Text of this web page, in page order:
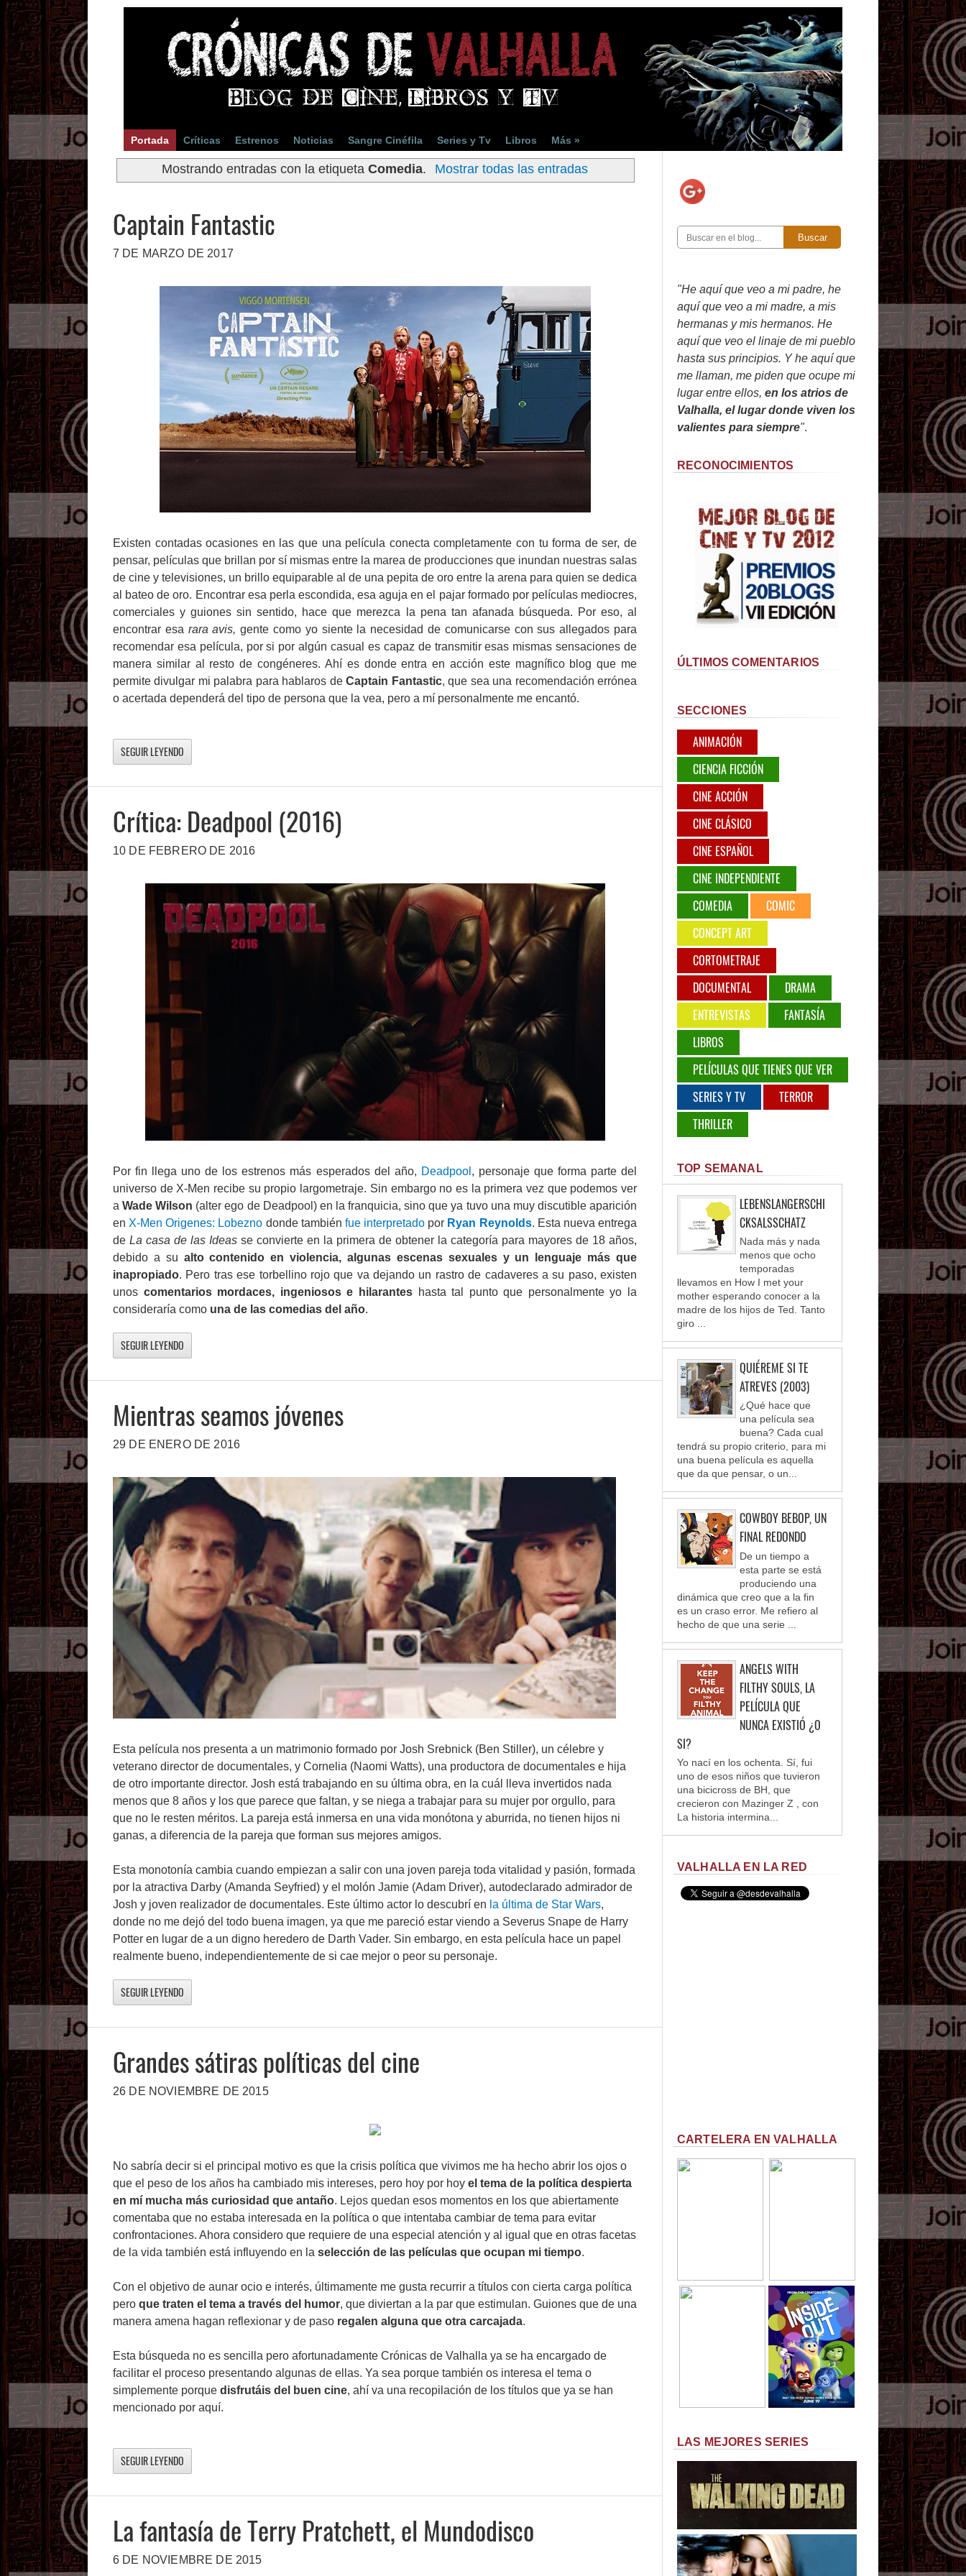
Portada Críticas Estrenos Noticias Sangre Cinéfila Series y Tv Libros Más »
Mostrando entradas con la etiqueta Comedia. Mostrar todas las entradas
Captain Fantastic
7 DE MARZO DE 2017
Existen contadas ocasiones en las que una película conecta completamente con tu forma de ser, de
pensar, películas que brillan por sí mismas entre la marea de producciones que inundan nuestras salas
de cine y televisiones, un brillo equiparable al de una pepita de oro entre la arena para quien se dedica
al bateo de oro. Encontrar esa perla escondida, esa aguja en el pajar formado por películas mediocres,
comerciales y guiones sin sentido, hace que merezca la pena tan afanada búsqueda. Por eso, al
encontrar esa rara avis,gente como yo siente la necesidad de comunicarse con sus allegados para
recomendar esa película, por si por algún casual es capaz de transmitir esas mismas sensaciones de
manera similar al resto de congéneres. Ahí es donde entra en acción este magnífico blog que me
permite divulgar mi palabra para hablaros deCaptain Fantastic, que sea una recomendación errónea
o acertada dependerá del tipo de persona que la vea, pero a mí personalmente me encantó.
SEGUIR LEYENDO
Crítica: Deadpool (2016)
10 DE FEBRERO DE 2016
Por fin llega uno de los estrenos más esperados del año, Deadpool , personaje que forma parte del
universo de X-Men recibe su propio largometraje. Sin embargo no es la primera vez que podemos ver
aWade Wilson (alter ego de Deadpool) en la franquicia, sino que ya tuvo una muy discutible aparición
en X-Men Origenes: Lobezno donde también fue interpretado por Ryan Reynolds. Esta nueva entrega
de La casa de las Ideas se convierte en la primera de obtener la categoría para mayores de 18 años,
debido a su alto contenido en violencia, algunas escenas sexuales y un lenguaje más que
inapropiado. Pero tras ese torbellino rojo que va dejando un rastro de cadaveres a su paso, existen
unos comentarios mordaces, ingeniosos e hilaranteshasta tal punto que personalmente yo la
consideraría como una de las comedias del año.
SEGUIR LEYENDO
Mientras seamos jóvenes
29 DE ENERO DE 2016
Esta película nos presenta a un matrimonio formado por Josh Srebnick (Ben Stiller), un célebre y
veterano director de documentales, y Cornelia (Naomi Watts), una productora de documentales e hija
de otro importante director. Josh está trabajando en su última obra, en la cuál lleva invertidos nada
menos que 8 años y los que parece que faltan, y se niega a trabajar para su mujer por orgullo, para
que no le resten méritos. La pareja está inmersa en una vida monótona y aburrida, no tienen hijos ni
ganas, a diferencia de la pareja que forman sus mejores amigos.
Esta monotonía cambia cuando empiezan a salir con una joven pareja toda vitalidad y pasión, formada
por la atractiva Darby (Amanda Seyfried) y el molón Jamie (Adam Driver), autodeclarado admirador de
Josh y joven realizador de documentales. Este último actor lo descubrí en la última de Star Wars,
donde no me dejó del todo buena imagen, ya que me pareció estar viendo a Severus Snape de Harry
Potter en lugar de a un digno heredero de Darth Vader. Sin embargo, en esta película hace un papel
realmente bueno, independientemente de si cae mejor o peor su personaje.
SEGUIR LEYENDO
Grandes sátiras políticas del cine
26 DE NOVIEMBRE DE 2015
No sabría decir si el principal motivo es que la crisis política que vivimos me ha hecho abrir los ojos o
que el peso de los años ha cambiado mis intereses, pero hoy por hoy el tema de la política despierta
en mí mucha más curiosidad que antaño. Lejos quedan esos momentos en los que abiertamente
comentaba que no estaba interesada en la política o que intentaba cambiar de tema para evitar
confrontaciones. Ahora considero que requiere de una especial atención y al igual que en otras facetas
de la vida también está influyendo en la selección de las películas que ocupan mi tiempo.
Con el objetivo de aunar ocio e interés, últimamente me gusta recurrir a títulos con cierta carga política
pero que traten el tema a través del humor, que diviertan a la par que estimulan. Guiones que de una
manera amena hagan reflexionar y de paso regalen alguna que otra carcajada.
Esta búsqueda no es sencilla pero afortunadamente Crónicas de Valhalla ya se ha encargado de
facilitar el proceso presentando algunas de ellas. Ya sea porque también os interesa el tema o
simplemente porque disfrutáis del buen cine, ahí va una recopilación de los títulos que ya se han
mencionado por aquí.
SEGUIR LEYENDO
La fantasía de Terry Pratchett, el Mundodisco
6 DE NOVIEMBRE DE 2015
Buscar
"He aquí que veo a mi padre, he
aquí que veo a mi madre, a mis
hermanas y mis hermanos. He
aquí que veo el linaje de mi pueblo
hasta sus principios. Y he aquí que
me llaman, me piden que ocupe mi
lugar entre ellos, en los atrios de
Valhalla, el lugar donde viven los
valientes para siempre".
RECONOCIMIENTOS
ÚLTIMOS COMENTARIOS
SECCIONES
ANIMACIÓN
CIENCIA FICCIÓN
CINE ACCIÓN
CINE CLÁSICO
CINE ESPAÑOL
CINE INDEPENDIENTE
COMEDIA
COMIC
CONCEPT ART
CORTOMETRAJE
DOCUMENTAL
DRAMA
ENTREVISTAS
FANTASÍA
LIBROS
PELÍCULAS QUE TIENES QUE VER
SERIES Y TV
TERROR
THRILLER
TOP SEMANAL
LEBENSLANGERSCHI
CKSALSSCHATZ
Nada más y nada
menos que ocho
temporadas
llevamos en How I met your
mother esperando conocer a la
madre de los hijos de Ted. Tanto
giro ...
QUIÉREME SI TE
ATREVES (2003)
¿Qué hace que
una película sea
buena? Cada cual
tendrá su propio criterio, para mi
una buena película es aquella
que da que pensar, o un...
COWBOY BEBOP, UN
FINAL REDONDO
De un tiempo a
esta parte se está
produciendo una
dinámica que creo que a la fin
es un craso error. Me refiero al
hecho de que una serie ...
ANGELS WITH
FILTHY SOULS, LA
PELÍCULA QUE
NUNCA EXISTIÓ ¿O
SI?
Yo nací en los ochenta. Sí, fui
uno de esos niños que tuvieron
una bicicross de BH, que
crecieron con Mazinger Z , con
La historia intermina...
VALHALLA EN LA RED
CARTELERA EN VALHALLA
LAS MEJORES SERIES